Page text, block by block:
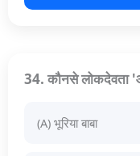
34. कौनसे लोकदेवता
(A) भूरिया बाबा